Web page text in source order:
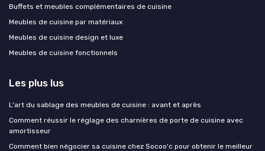
Buffets et meubles complémentaires de cuisine
Meubles de cuisine par matériaux
Meubles de cuisine design et luxe
Meubles de cuisine fonctionnels
Les plus lus
L'art du sablage des meubles de cuisine : avant et après
Comment réussir le réglage des charnières de porte de cuisine avec
amortisseur
Comment bien négocier sa cuisine chez Socoo'c pour obtenir le meilleur